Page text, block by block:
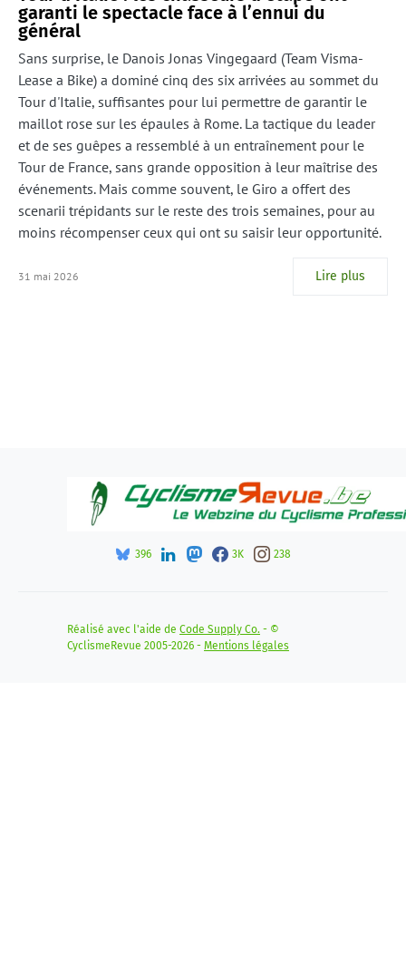
garanti le spectacle face à l’ennui du
général
Sans surprise, le Danois Jonas Vingegaard (Team Visma-
Lease a Bike) a dominé cinq des six arrivées au sommet du
Tour d'Italie, suffisantes pour lui permettre de garantir le
maillot rose sur les épaules à Rome. La tactique du leader
et de ses guêpes a ressemblé à un entraînement pour le
Tour de France, sans grande opposition à leur maîtrise des
événements. Mais comme souvent, le Giro a offert des
scenarii trépidants sur le reste des trois semaines, pour au
moins récompenser ceux qui ont su saisir leur opportunité.
31 mai 2026 Lire plus
396 3K 238
Réalisé avec l'aide de Code Supply Co. - ©
CyclismeRevue 2005-2026 - Mentions légales